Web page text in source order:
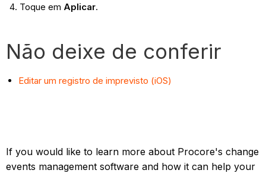
Toque em Aplicar.
Não deixe de conferir
Editar um registro de imprevisto (iOS)
If you would like to learn more about Procore's change
events management software and how it can help your